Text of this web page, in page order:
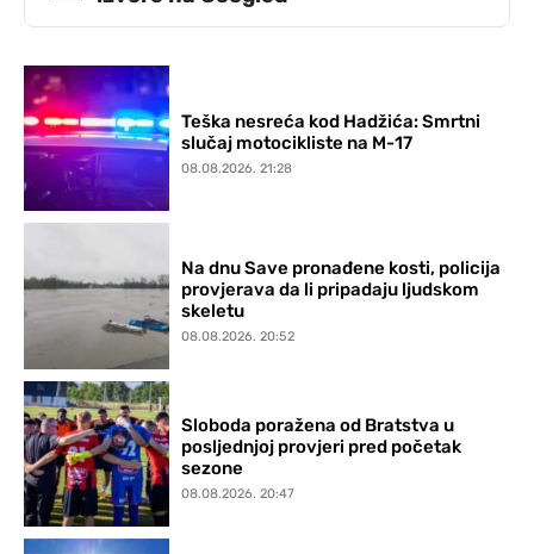
Teška nesreća kod Hadžića: Smrtni
slučaj motocikliste na M-17
08.08.2026. 21:28
Na dnu Save pronađene kosti, policija
provjerava da li pripadaju ljudskom
skeletu
08.08.2026. 20:52
Sloboda poražena od Bratstva u
posljednjoj provjeri pred početak
sezone
08.08.2026. 20:47